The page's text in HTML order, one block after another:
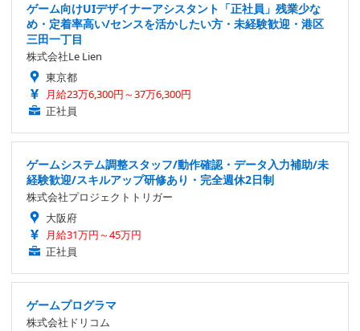
ゲーム向けUIデザイナーアシスタント「正社員」残業少な
め・定着率高い/センスを活かしたい方・未経験歓迎・港区
三田一丁目
株式会社Le Lien
東京都
月給23万6,300円～37万6,300円
正社員
ゲームシステム調整スタッフ/動作確認・データ入力補助/未
経験歓迎/スキルアップ研修あり・完全週休2日制
株式会社プロジェクトトリガー
大阪府
月給31万円～45万円
正社員
ゲームプログラマ
株式会社ドリコム